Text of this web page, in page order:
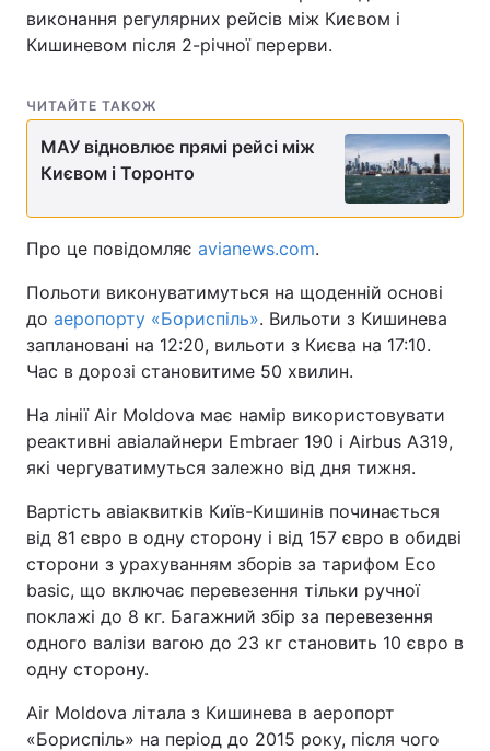
виконання регулярних рейсів між Києвом і
Кишиневом після 2-річної перерви.
ЧИТАЙТЕ ТАКОЖ
МАУ відновлює прямі рейсі між
Києвом і Торонто
Про це повідомляє avianews.com.
Польоти виконуватимуться на щоденній основі
до аеропорту «Бориспіль». Вильоти з Кишинева
заплановані на 12:20, вильоти з Києва на 17:10.
Час в дорозі становитиме 50 хвилин.
На лінії Air Moldova має намір використовувати
реактивні авіалайнери Embraer 190 і Airbus A319,
які чергуватимуться залежно від дня тижня.
Вартість авіаквитків Київ-Кишинів починається
від 81 євро в одну сторону і від 157 євро в обидві
сторони з урахуванням зборів за тарифом Eco
basic, що включає перевезення тільки ручної
поклажі до 8 кг. Багажний збір за перевезення
одного валізи вагою до 23 кг становить 10 євро в
одну сторону.
Air Moldova літала з Кишинева в аеропорт
«Бориспіль» на період до 2015 року, після чого